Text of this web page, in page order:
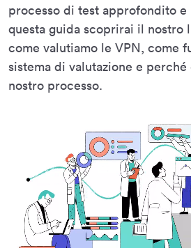
processo di test approfondito e
questa guida scoprirai il nostro
come valutiamo le VPN, come
sistema di valutazione e
nostro processo.